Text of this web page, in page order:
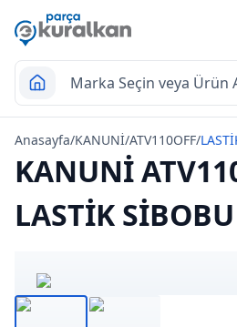
Anasayfa/KANUNİ/ATV110OFF/
KANUNİ
LASTİK SİBOBU